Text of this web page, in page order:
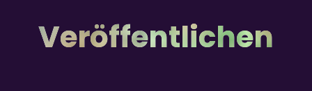
Veröffentlichen